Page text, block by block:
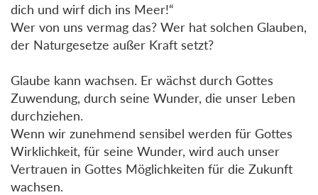
dich und wirf dich ins Meer!“
Wer von uns vermag das? Wer hat solchen Glauben,
der Naturgesetze außer Kraft setzt?
Glaube kann wachsen. Er wächst durch Gottes
Zuwendung, durch seine Wunder, die unser Leben
durchziehen.
Wenn wir zunehmend sensibel werden für Gottes
Wirklichkeit, für seine Wunder, wird auch unser
Vertrauen in Gottes Möglichkeiten für die Zukunft
wachsen.